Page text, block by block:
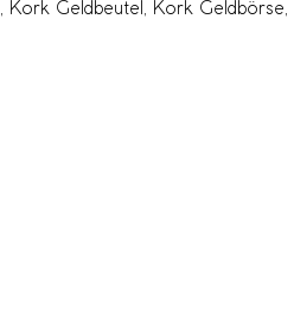
, Kork Geldbeutel , Kork Geldbörse,